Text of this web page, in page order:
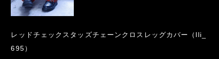
レッドチェックスタッズチェーンクロスレッグカバー（lli_
695）